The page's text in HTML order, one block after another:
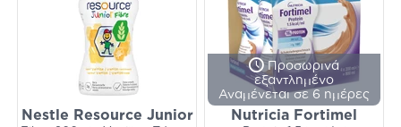
Nestle Resource Junior
Προσωρινά
εξαντλημένο
Αναμένεται σε 6 ημέρες
Nutricia Fortimel